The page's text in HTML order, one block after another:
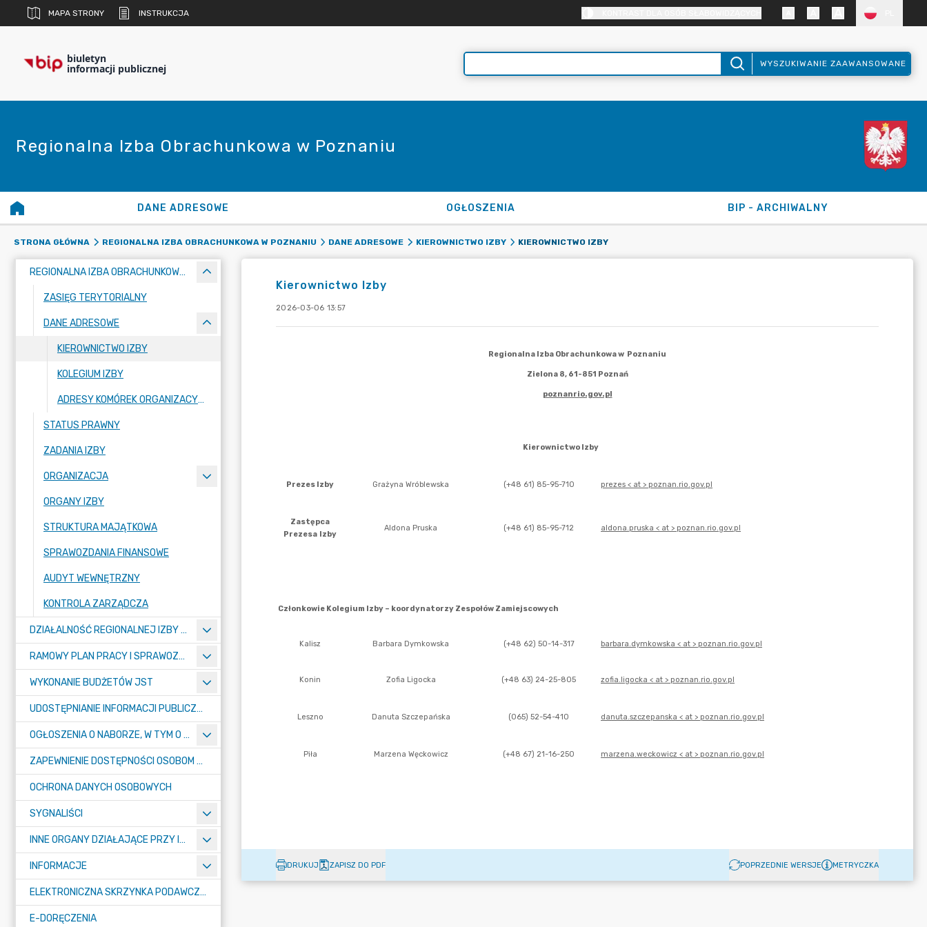
MAPA STRONY INSTRUKCJA
biuletyn
informacji publicznej WYSZUKIWANIE ZAAWANSOWANE
Regionalna Izba Obrachunkowa w Poznaniu
DANE ADRESOWE OGŁOSZENIA BIP - ARCHIWALNY
STRONA GŁÓWNA REGIONALNA IZBA OBRACHUNKOWA W POZNANIU DANE ADRESOWE KIEROWNICTWO IZBY KIEROWNICTWO IZBY
REGIONALNA IZBA OBRACHUNKOWA W POZNANIU
ZASIĘG TERYTORIALNY
DANE ADRESOWE
KIEROWNICTWO IZBY
KOLEGIUM IZBY
ADRESY KOMÓREK ORGANIZACYJNYCH
STATUS PRAWNY
ZADANIA IZBY
ORGANIZACJA
ORGANY IZBY
STRUKTURA MAJĄTKOWA
SPRAWOZDANIA FINANSOWE
AUDYT WEWNĘTRZNY
KONTROLA ZARZĄDCZA
DZIAŁALNOŚĆ REGIONALNEJ IZBY OBRACHUNKOWEJ W POZNANIU
RAMOWY PLAN PRACY I SPRAWOZDANIA Z DZIAŁALNOŚCI IZBY
WYKONANIE BUDŻETÓW JST
UDOSTĘPNIANIE INFORMACJI PUBLICZNEJ
OGŁOSZENIA O NABORZE, W TYM O KONKURSACH
ZAPEWNIENIE DOSTĘPNOŚCI OSOBOM ZE SZCZEGÓŁNYMI POTRZEBAMI
OCHRONA DANYCH OSOBOWYCH
SYGNALIŚCI
INNE ORGANY DZIAŁAJĄCE PRZY IZBIE
INFORMACJE
ELEKTRONICZNA SKRZYNKA PODAWCZA E-PUAP
E-DORĘCZENIA
Kierownictwo Izby
2026-03-06 13:57
DRUKUJ ZAPISZ DO PDF POPRZEDNIE WERSJE METRYCZKA